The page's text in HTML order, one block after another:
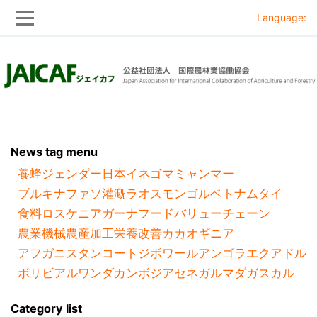
to
to
Language:
News tag menu
養蜂ジェンダー 日本イネゴマ ミャンマー
ブルキナファソ灌漑ラオスモンゴルベトナムタイ
食料ロスケニアガーナフードバリューチェーン
農業機械農産加工栄養改善カカオギニア
アフガニスタンコートジボワールアンゴラ エクアドル
ボリビアルワンダカンボジアセネガルマダガスカル
Category list